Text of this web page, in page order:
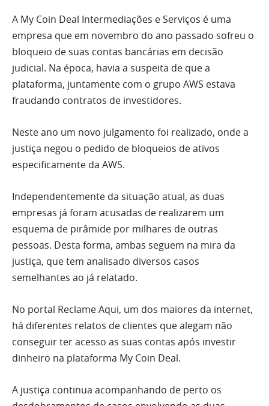
A My Coin Deal Intermediações e Serviços é uma
empresa que em novembro do ano passado sofreu o
bloqueio de suas contas bancárias em decisão
judicial. Na época, havia a suspeita de que a
plataforma, juntamente com o grupo AWS estava
fraudando contratos de investidores.
Neste ano um novo julgamento foi realizado, onde a
justiça negou o pedido de bloqueios de ativos
especificamente da AWS.
Independentemente da situação atual, as duas
empresas já foram acusadas de realizarem um
esquema de pirâmide por milhares de outras
pessoas. Desta forma, ambas seguem na mira da
justiça, que tem analisado diversos casos
semelhantes ao já relatado.
No portal Reclame Aqui, um dos maiores da internet,
há diferentes relatos de clientes que alegam não
conseguir ter acesso as suas contas após investir
dinheiro na plataforma My Coin Deal.
A justiça continua acompanhando de perto os